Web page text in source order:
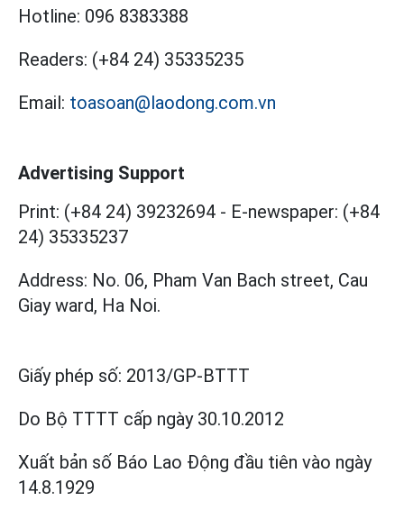
Hotline: 096 8383388
Readers: (+84 24) 35335235
Email: toasoan@laodong.com.vn
Advertising Support
Print: (+84 24) 39232694 - E-newspaper: (+84
24) 35335237
Address: No. 06, Pham Van Bach street, Cau
Giay ward, Ha Noi.
Giấy phép số: 2013/GP-BTTT
Do Bộ TTTT cấp ngày 30.10.2012
Xuất bản số Báo Lao Động đầu tiên vào ngày
14.8.1929